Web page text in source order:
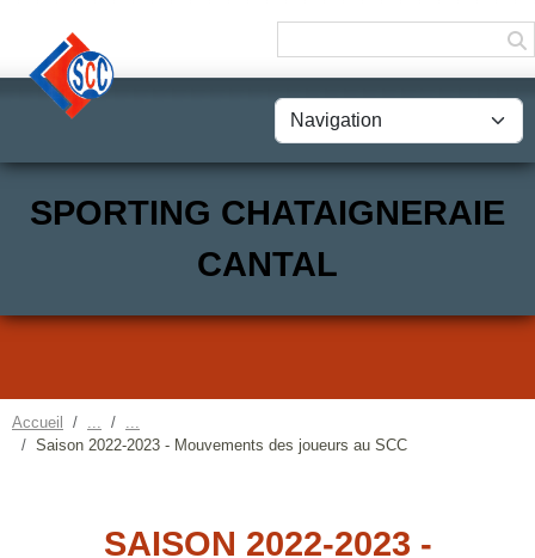
SPORTING CHATAIGNERAIE
CANTAL
Accueil
Saison 2022-2023 - Mouvements des joueurs au SCC
SAISON 2022-2023 -